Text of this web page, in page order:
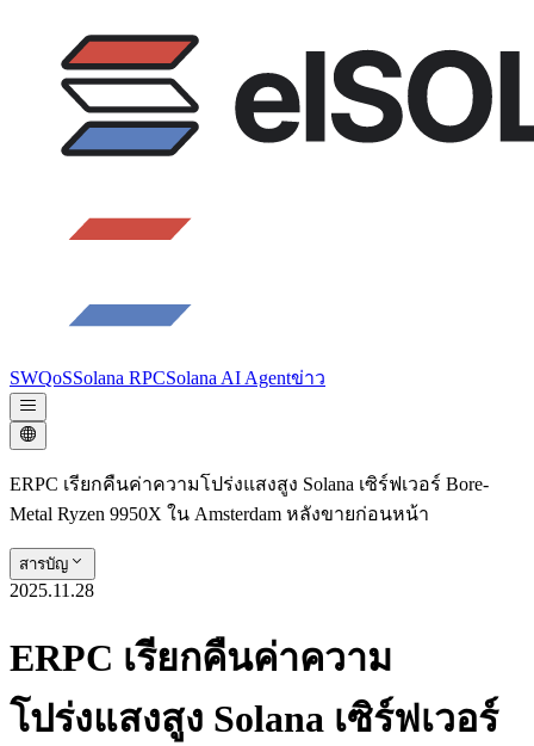
SWQoSSolana RPCSolana AI Agentข่าว
ERPC เรียกคืนค่าความโปร่งแสงสูง Solana เซิร์ฟเวอร์ Bore-
Metal Ryzen 9950X ใน Amsterdam หลังขายก่อนหน้า
สารบัญ
2025.11.28
ERPC เรียกคืนค่าความ
โปร่งแสงสูง Solana เซิร์ฟเวอร์